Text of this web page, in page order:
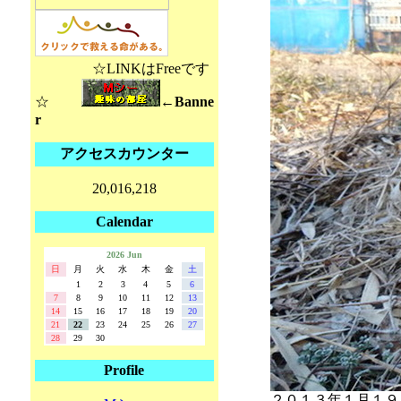
☆LINKはFreeです
☆
←Banne
r
アクセスカウンター
20,016,218
Calendar
2026 Jun
日
月 火 水 木 金
土
1
2 3 4 5
6
7
8 9 10 11 12
13
14
15 16 17 18 19
20
21
22 23 24 25 26
27
28
29 30
Profile